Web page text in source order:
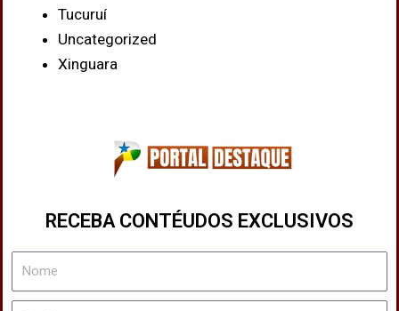
Tucuruí
Uncategorized
Xinguara
RECEBA CONTÉUDOS EXCLUSIVOS
Nome